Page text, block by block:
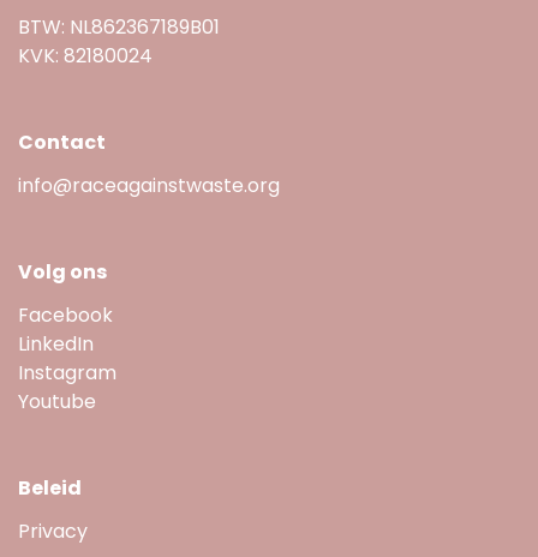
BTW: NL862367189B01
KVK: 82180024
Contact
info@raceagainstwaste.org
Volg ons
Facebook
LinkedIn
Instagram
Youtube
Beleid
Privacy